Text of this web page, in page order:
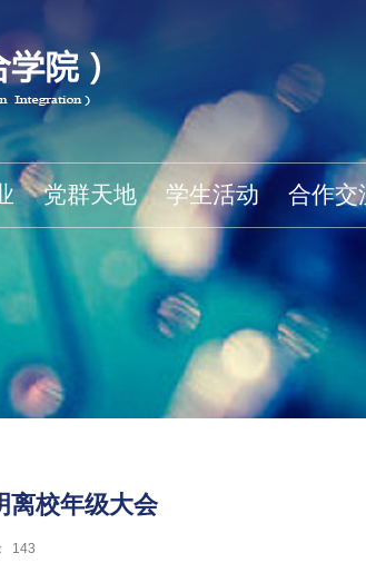
党群天地 学生活动 合作交
离校年级大会
143